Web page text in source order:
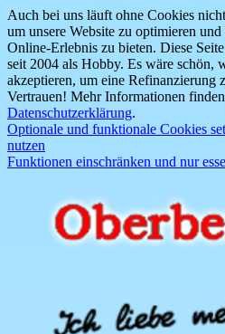
Auch bei uns läuft ohne Cookies
um unsere Website zu optimieren
Online-Erlebnis zu bieten. Diese
seit 2004 als Hobby. Es wäre schön,
akzeptieren, um eine Refinanzierung
Vertrauen! Mehr Informationen
Datenschutzerklärung.
Optionale und funktionale Cookies
nutzen
Funktionen einschränken und nur